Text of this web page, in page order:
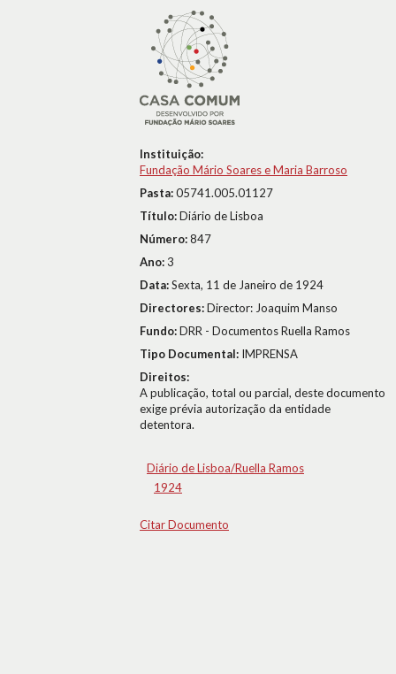
Instituição:
Fundação Mário Soares e Maria Barroso
Pasta:05741.005.01127
Título:Diário de Lisboa
Número:847
Ano:3
Data:Sexta, 11 de Janeiro de 1924
Directores:Director: Joaquim Manso
Fundo:DRR - Documentos Ruella Ramos
Tipo Documental: IMPRENSA
Direitos:
A publicação, total ou parcial, deste documento
exige prévia autorização da entidade
detentora.
Diário de Lisboa/Ruella Ramos
1924
Citar Documento